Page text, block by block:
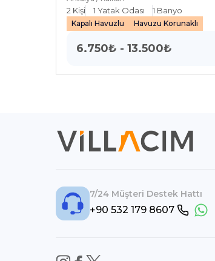
2 Kişi 1 Yatak Odası 1 Banyo
Kapalı Havuzlu Havuzu Korunaklı
6.750₺ - 13.500₺
7/24 Müşteri Destek Hattı
+90 532 179 8607